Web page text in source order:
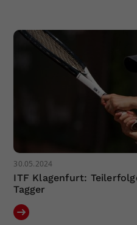
30.05.2024
ITF Klagenfurt:
Tagger